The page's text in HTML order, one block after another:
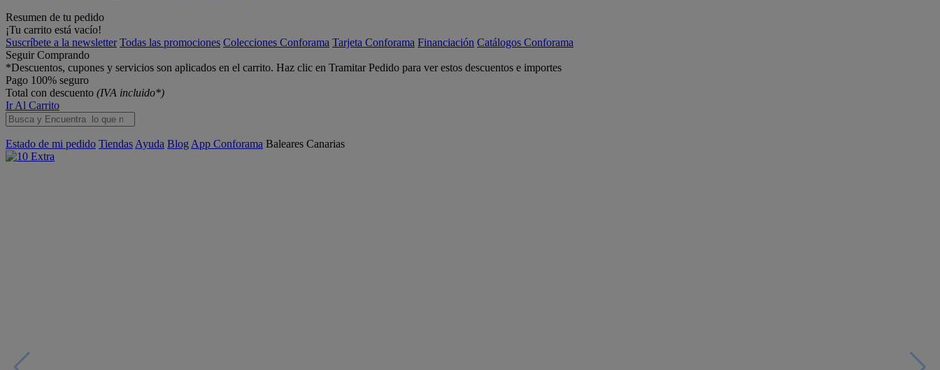
Resumen de tu pedido
¡Tu carrito está vacío!
Suscríbete a la newsletter Todas las promociones Colecciones Conforama Tarjeta Conforama Financiación Catálogos Conforama
Seguir Comprando
*Descuentos, cupones y servicios son aplicados en el carrito. Haz clic en Tramitar Pedido para ver estos descuentos e importes
Pago 100% seguro
Total con descuento (IVA incluido*)
Ir Al Carrito
Estado de mi pedido Tiendas Ayuda Blog App Conforama Baleares Canarias